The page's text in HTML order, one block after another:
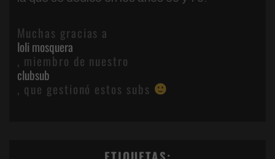
Muchas gracias a
loli mosquera
, miembro de nuestro
clubsub
, que gestionó estos subs